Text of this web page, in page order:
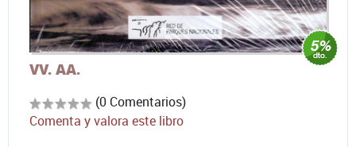
VV. AA.
(0 Comentarios)
Comenta y valora este libro